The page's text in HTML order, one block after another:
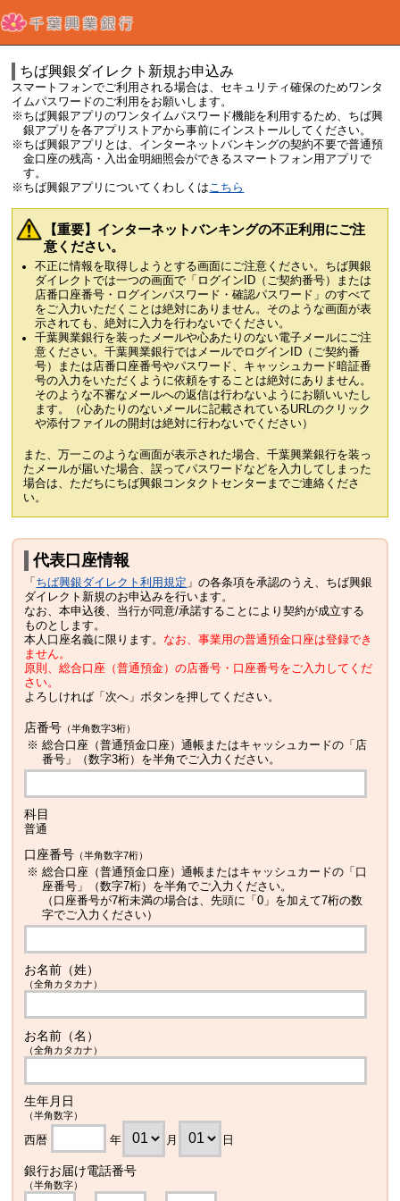
ちば興銀ダイレクト新規お申込み
スマートフォンでご利用される場合は、セキュリティ確保のためワンタ
イムパスワードのご利用をお願いします。
※ちば興銀アプリのワンタイムパスワード機能を利用するため、ちば興
銀アプリを各アプリストアから事前にインストールしてください。
※ちば興銀アプリとは、インターネットバンキングの契約不要で普通預
金口座の残高・入出金明細照会ができるスマートフォン用アプリで
す。
※ちば興銀アプリについてくわしくはこちら
【重要】インターネットバンキングの不正利用にご注
意ください。
不正に情報を取得しようとする画面にご注意ください。ちば興銀
ダイレクトでは一つの画面で「ログインID（ご契約番号）または
店番口座番号・ログインパスワード・確認パスワード」のすべて
をご入力いただくことは絶対にありません。そのような画面が表
示されても、絶対に入力を行わないでください。
千葉興業銀行を装ったメールや心あたりのない電子メールにご注
意ください。千葉興業銀行ではメールでログインID（ご契約番
号）または店番口座番号やパスワード、キャッシュカード暗証番
号の入力をいただくように依頼をすることは絶対にありません。
そのような不審なメールへの返信は行わないようにお願いいたし
ます。（心あたりのないメールに記載されているURLのクリック
や添付ファイルの開封は絶対に行わないでください）
また、万一このような画面が表示された場合、千葉興業銀行を装っ
たメールが届いた場合、誤ってパスワードなどを入力してしまった
場合は、ただちにちば興銀コンタクトセンターまでご連絡くださ
い。
代表口座情報
「 ちば興銀ダイレクト利用規定 」の各条項を承認のうえ、ちば興銀
ダイレクト新規のお申込みを行います。
なお、本申込後、当行が同意/承諾することにより契約が成立する
ものとします。
本人口座名義に限ります。 なお、事業用の普通預金口座は登録でき
ません。
原則、総合口座（普通預金）の店番号・口座番号をご入力してくだ
さい。
よろしければ「次へ」ボタンを押してください。
店番号 （半角数字3桁）
※ 総合口座（普通預金口座）通帳またはキャッシュカードの「店
番号」（数字3桁）を半角でご入力ください。
科目
普通
口座番号 （半角数字7桁）
※ 総合口座（普通預金口座）通帳またはキャッシュカードの「口
座番号」（数字7桁）を半角でご入力ください。
（口座番号が7桁未満の場合は、先頭に「0」を加えて7桁の数
字でご入力ください）
お名前（姓）
（全角カタカナ）
お名前（名）
（全角カタカナ）
生年月日
（半角数字）
西暦 年 月 日
銀行お届け電話番号
（半角数字）